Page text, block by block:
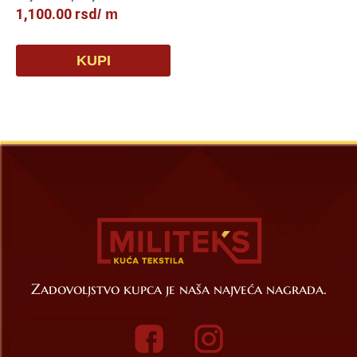
1,100.00 rsd/ m
KUPI
Zadovoljstvo kupca je naša najveća nagrada.